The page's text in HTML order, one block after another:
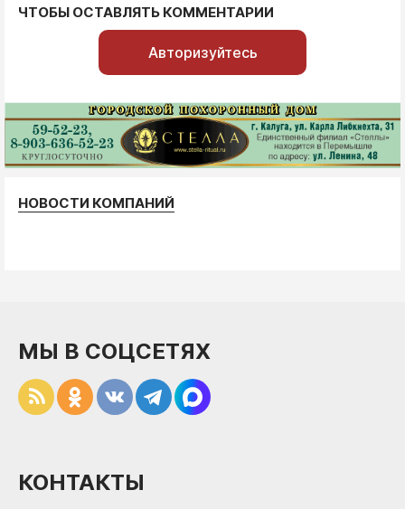
ЧТОБЫ ОСТАВЛЯТЬ КОММЕНТАРИИ
Авторизуйтесь
НОВОСТИ КОМПАНИЙ
МЫ В СОЦСЕТЯХ
КОНТАКТЫ